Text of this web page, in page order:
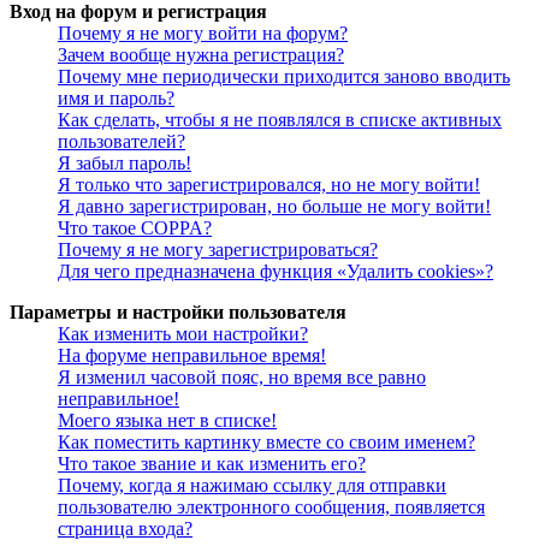
Вход на форум и регистрация
Почему я не могу войти на форум?
Зачем вообще нужна регистрация?
Почему мне периодически приходится заново вводить
имя и пароль?
Как сделать, чтобы я не появлялся в списке активных
пользователей?
Я забыл пароль!
Я только что зарегистрировался, но не могу войти!
Я давно зарегистрирован, но больше не могу войти!
Что такое COPPA?
Почему я не могу зарегистрироваться?
Для чего предназначена функция «Удалить cookies»?
Параметры и настройки пользователя
Как изменить мои настройки?
На форуме неправильное время!
Я изменил часовой пояс, но время все равно
неправильное!
Моего языка нет в списке!
Как поместить картинку вместе со своим именем?
Что такое звание и как изменить его?
Почему, когда я нажимаю ссылку для отправки
пользователю электронного сообщения, появляется
страница входа?